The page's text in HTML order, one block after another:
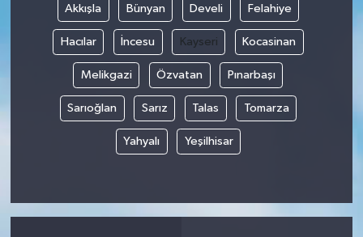
Akkışla Bünyan Develi Felahiye
Hacılar İncesu Kayseri Kocasinan
Melikgazi Özvatan Pınarbaşı
Sarıoğlan Sarız Talas Tomarza
Yahyalı Yeşilhisar